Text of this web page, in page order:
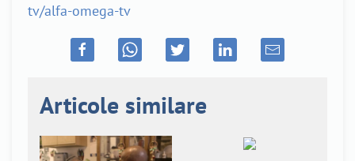
tv/alfa-omega-tv
Articole similare